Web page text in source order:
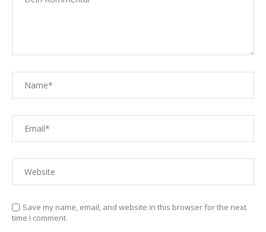
Save my name, email, and website in this browser for the next
time I comment.